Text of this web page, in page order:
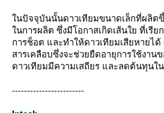
นปัจจุบันนั้นดาวเทียมขนาดเล็กที่ผลิต
นการผลิต ซึ่งมีโอกาสเกิดเส้นใย ที่เรีย
การช็อต และทำให้ดาวเทียมเสียหายไ
สารเคลือบซึ่งจะช่วยยืดอายุการใช้งาน
ดาวเทียมมีความเสถียร และลดต้นทุนใ
------------------------